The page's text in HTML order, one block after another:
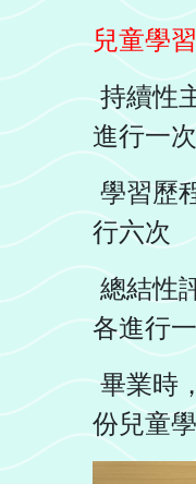
兒童學
持續性
進行一次
學習歷
行六次
總結性
各進行
畢業時
份兒童